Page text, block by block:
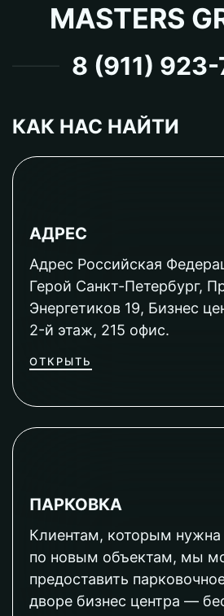
MASTERS
8 (911)
КАК НАС НАЙТИ
АДРЕС
Адрес Российская
Герой Санкт-Петербург,
Энергетиков 19, Бизнес
2-й этаж, 215 офис.
ОТКРЫТЬ
ПАРКОВКА
Клиентам, которым нужна
по новым объектам, мы
предоставить
дворе бизнес центра —